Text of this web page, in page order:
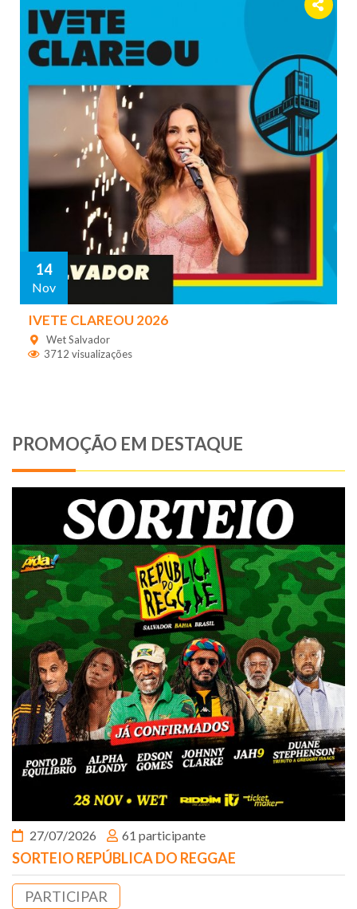
14
Nov
IVETE CLAREOU 2026
Wet Salvador
3712 visualizações
PROMOÇÃO EM DESTAQUE
27/07/2026 61 participante
SORTEIO REPÚBLICA DO REGGAE
PARTICIPAR